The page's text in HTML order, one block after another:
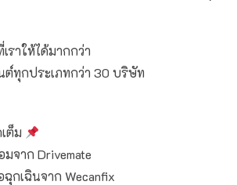
ราให้ได้มากกว่า
ทุกประเภทกว่า 30 บริษัท
ต็ม
จาก Drivemate
กเฉินจาก Wecanfix